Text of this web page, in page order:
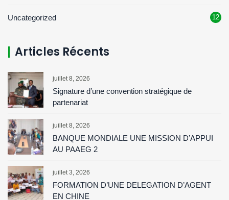
Uncategorized 12
Articles Récents
juillet 8, 2026
Signature d’une convention stratégique de
partenariat
juillet 8, 2026
BANQUE MONDIALE UNE MISSION D’APPUI
AU PAAEG 2
juillet 3, 2026
FORMATION D’UNE DELEGATION D’AGENT
EN CHINE